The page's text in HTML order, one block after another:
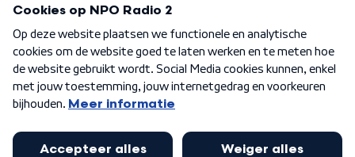
Algemene voorwaarden